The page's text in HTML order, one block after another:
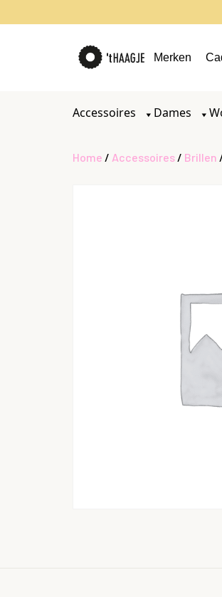
Merken
Accessoires Dames
Home / Accessoires / Brillen